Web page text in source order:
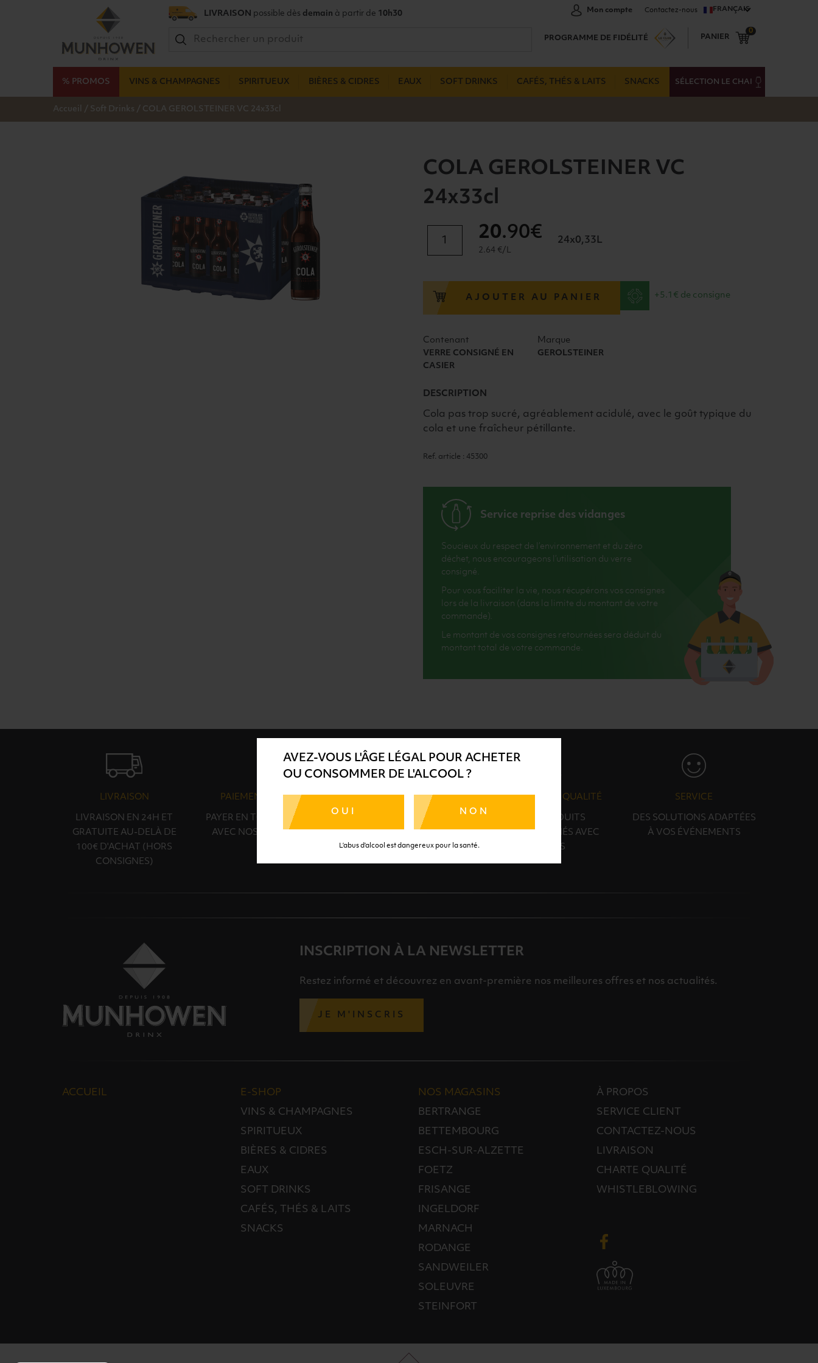
AVEZ-VOUS L'ÂGE LÉGAL POUR ACHETER
OU CONSOMMER DE L'ALCOOL ?
OUI NON
L’abus d’alcool est dangereux pour la santé.
LIVRAISON possible dès demain à partir de 10h30 Mon compte Contactez-nous FRANÇAIS
PROGRAMME DE FIDÉLITÉ PANIER
0
% PROMOS VINS & CHAMPAGNES SPIRITUEUX BIÈRES & CIDRES EAUX SOFT DRINKS CAFÉS, THÉS & LAITS SNACKS SÉLECTION LE CHAI
Accueil / Soft Drinks / COLA GEROLSTEINER VC 24x33cl
COLA GEROLSTEINER VC
24x33cl
VC
24x33cl
20.90€
2.64 €/L
24x0,33L
AJOUTER AU PANIER +5.1€ de consigne
Contenant
VERRE CONSIGNÉ EN
CASIER
Marque
GEROLSTEINER
DESCRIPTION
Cola pas trop sucré, agréablement acidulé, avec le goût typique du
cola et une fraîcheur pétillante.
Ref. article : 45300
Service reprise des vidanges
Soucieux du respect de l’environnement et du zéro
déchet, nous encourageons l’utilisation du verre
consigné.
Pour vous faciliter la vie, nous récupérons vos consignes
lors de la livraison (dans la limite du montant de votre
commande).
Le montant de vos consignes retournées sera déduit du
montant total de votre commande.
LIVRAISON
LIVRAISON EN 24H ET
GRATUITE AU-DELÀ DE
100€ D'ACHAT (HORS
CONSIGNES)
PAIEMENT SÉCURISÉ
PAYER EN TOUTE SÉRÉNITÉ
AVEC NOS PARTENAIRES
AIDE
NOS CONSEILLERS SONT À
SÉLECTION & QUALITÉ
DES PRODUITS
SÉLECTIONNÉS AVEC
SOINS
SERVICE
DES SOLUTIONS ADAPTÉES
À VOS ÉVÉNEMENTS
INSCRIPTION À LA NEWSLETTER
Restez informé et découvrez en avant-première nos meilleures offres et nos actualités.
JE M'INSCRIS
ACCUEIL
E-SHOP
VINS & CHAMPAGNES
SPIRITUEUX
BIÈRES & CIDRES
EAUX
SOFT DRINKS
CAFÉS, THÉS & LAITS
SNACKS
NOS MAGASINS
BERTRANGE
BETTEMBOURG
ESCH-SUR-ALZETTE
FOETZ
FRISANGE
INGELDORF
MARNACH
RODANGE
SANDWEILER
SOLEUVRE
STEINFORT
À PROPOS
SERVICE CLIENT
CONTACTEZ-NOUS
LIVRAISON
CHARTE QUALITÉ
WHISTLEBLOWING